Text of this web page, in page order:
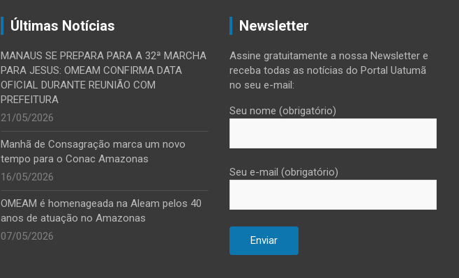
Últimas Notícias
MANAUS SE PREPARA PARA A 32ª MARCHA
PARA JESUS: OMEAM CONFIRMA DATA
OFICIAL DURANTE REUNIÃO COM
PREFEITURA
21/05/2026
Manhã de Consagração marca um novo
tempo para o Conac Amazonas
16/05/2026
OMEAM é homenageada na Aleam pelos 40
anos de atuação no Amazonas
07/05/2026
Newsletter
Assine gratuitamente a nossa Newsletter e
receba todas as notícias do Portal Uatumã
no seu e-mail:
Seu nome (obrigatório)
Seu e-mail (obrigatório)